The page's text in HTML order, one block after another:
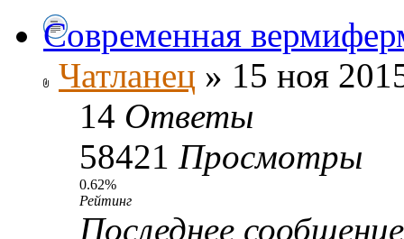
Современная
Чатланец » 15 ноя
14 Ответы
58421 Просмотры
0.62%
Рейтинг
Последнее